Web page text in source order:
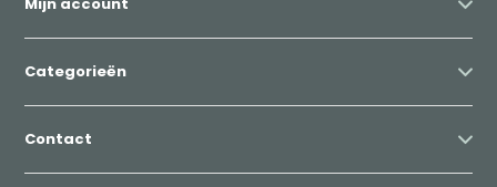
Categorieën
Contact